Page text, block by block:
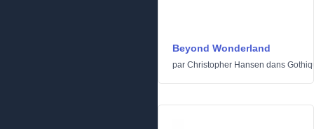
Beyond Wonderland
par Christopher Hansen dans